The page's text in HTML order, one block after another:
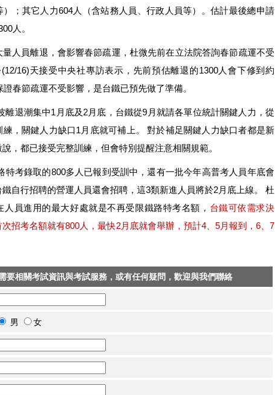
）；其它人力604人（含站務人員、行政人員等）。估計最後總申請
人。
人員離退，會影響春節疏運，杜微先前在立法院答詢春節疏運不受
16)天接受中央社專訪表示，先前預估離退的1300人會下修到約
證春節疏運不受影響，是台鐵已預先做了準備。
離退潮集中1月底及2月底，台鐵從9月就請各單位統計關鍵人力，從
練，關鍵人力缺口1月底就可補上。 對於補足關鍵人力缺口者都是新
，都已接受完整訓練，但會特別提醒注意相關規範。
特考錄取的800多人已報到受訓中，還有一批今年高普考人員年底會
自行招聘的營運人員還會招聘，這3類新進人員將於2月底上線。 杜
人員進用的最大好處就是不再受限鐵路特考名額， 台鐵可依需求決
招考名額就有800人，最快2月底就會舉辦，預計4、5月報到，6、7
要相關考試資訊與考試服務，或有任何疑問，歡迎與我們聯絡
男 女